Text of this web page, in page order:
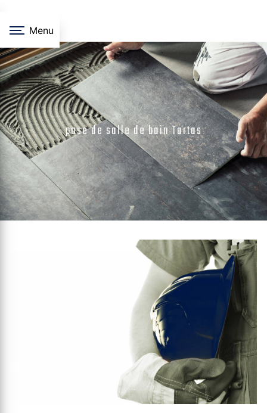
Menu
pose de salle de bain Tartas